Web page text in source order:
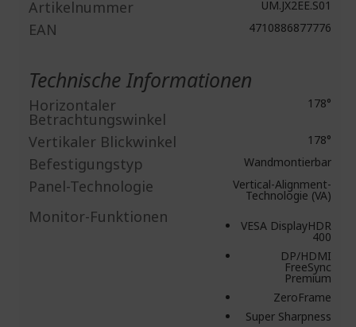
Artikelnummer UM.JX2EE.S01
EAN 4710886877776
Technische Informationen
Horizontaler
Betrachtungswinkel
178°
Vertikaler Blickwinkel 178°
Befestigungstyp Wandmontierbar
Panel-Technologie Vertical-Alignment-
Technologie (VA)
Monitor-Funktionen VESA DisplayHDR
400
DP/HDMI
FreeSync
Premium
ZeroFrame
Super Sharpness